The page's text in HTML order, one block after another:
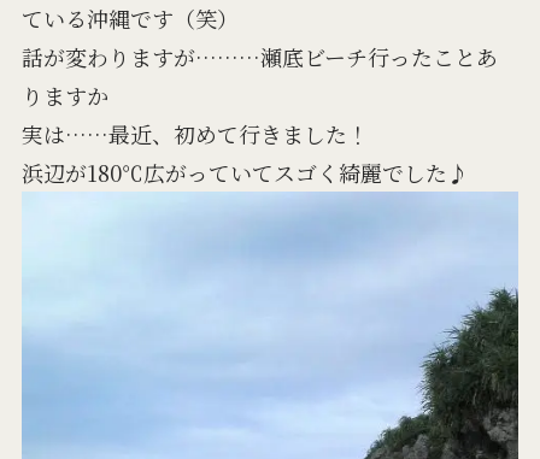
ている沖縄です（笑）
話が変わりますが………瀬底ビーチ行ったことあ
りますか
実は……最近、初めて行きました！
浜辺が180℃広がっていてスゴく綺麗でした♪